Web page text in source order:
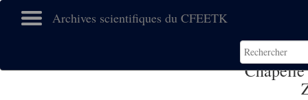
Archives scientifiques du CFEETK